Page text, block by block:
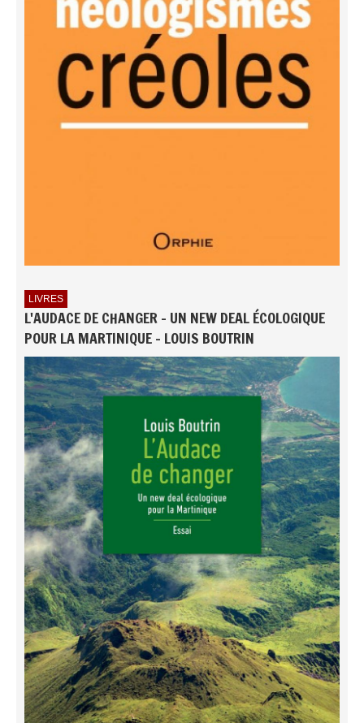
LIVRES
L'AUDACE DE CHANGER - UN NEW DEAL ÉCOLOGIQUE
POUR LA MARTINIQUE - LOUIS BOUTRIN